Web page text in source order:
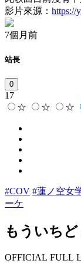
影片來源： https://
7個月前
站長
0
17
☆
☆ ☆
#COV #蓮ノ空女
ーケ
もういち
OFFICIAL FULL